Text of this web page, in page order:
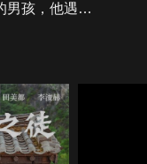
男孩，他遇到
臨，但卻以